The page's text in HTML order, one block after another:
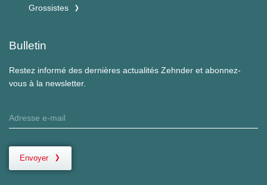
Grossistes
Bulletin
Restez informé des dernières actualités Zehnder et abonnez-
vous à la newsletter.
Envoyer